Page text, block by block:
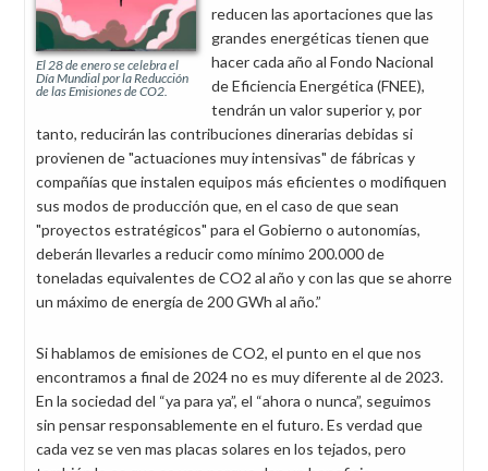
El 28 de enero se celebra el
Día Mundial por la Reducción
de las Emisiones de CO2.
reducen las aportaciones que las
grandes energéticas tienen que
hacer cada año al Fondo Nacional
de Eficiencia Energética (FNEE),
tendrán un valor superior y, por
tanto, reducirán las contribuciones dinerarias debidas si
provienen de "actuaciones muy intensivas" de fábricas y
compañías que instalen equipos más eficientes o modifiquen
sus modos de producción que, en el caso de que sean
"proyectos estratégicos" para el Gobierno o autonomías,
deberán llevarles a reducir como mínimo 200.000 de
toneladas equivalentes de CO2 al año y con las que se ahorre
un máximo de energía de 200 GWh al año.”
Si hablamos de emisiones de CO2, el punto en el que nos
encontramos a final de 2024 no es muy diferente al de 2023.
En la sociedad del “ya para ya”, el “ahora o nunca”, seguimos
sin pensar responsablemente en el futuro. Es verdad que
cada vez se ven mas placas solares en los tejados, pero